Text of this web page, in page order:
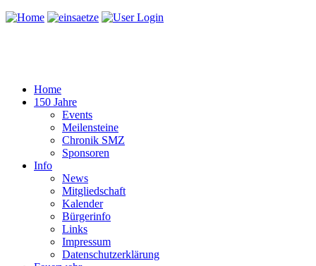
Home
150 Jahre
Events
Meilensteine
Chronik SMZ
Sponsoren
Info
News
Mitgliedschaft
Kalender
Bürgerinfo
Links
Impressum
Datenschutzerklärung